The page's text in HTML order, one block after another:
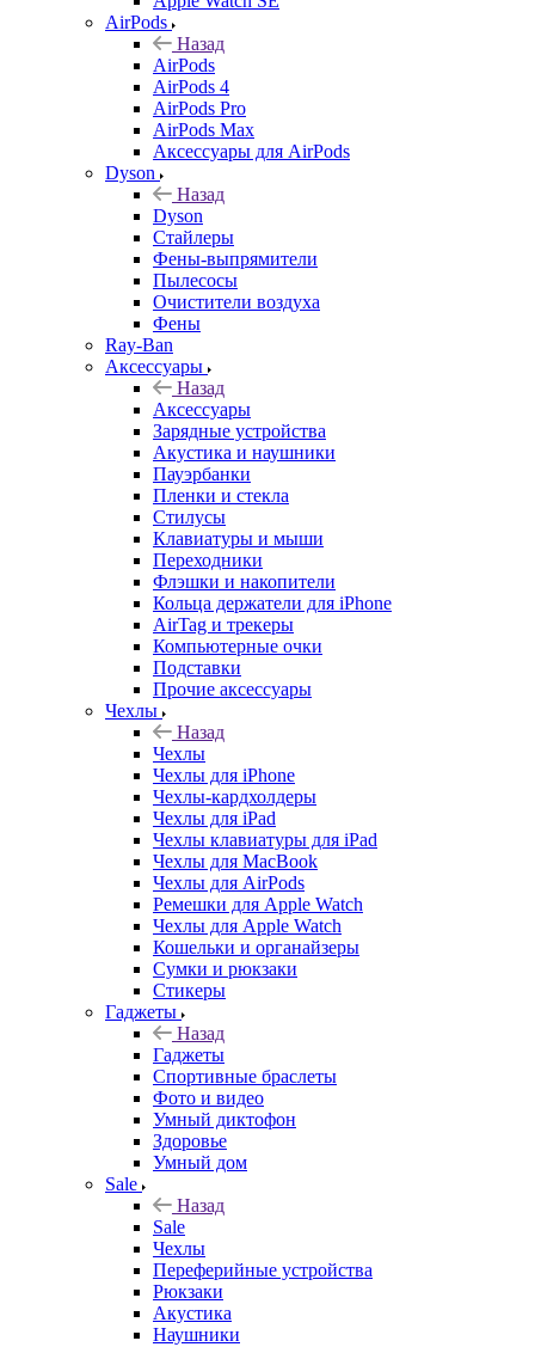
AirPods
Назад
AirPods
AirPods 4
AirPods Pro
AirPods Max
Аксессуары для AirPods
Dyson
Назад
Dyson
Стайлеры
Фены-выпрямители
Пылесосы
Очистители воздуха
Фены
Ray-Ban
Аксессуары
Назад
Аксессуары
Зарядные устройства
Акустика и наушники
Пауэрбанки
Пленки и стекла
Стилусы
Клавиатуры и мыши
Переходники
Флэшки и накопители
Кольца держатели для iPhone
AirTag и трекеры
Компьютерные очки
Подставки
Прочие аксессуары
Чехлы
Назад
Чехлы
Чехлы для iPhone
Чехлы-кардхолдеры
Чехлы для iPad
Чехлы клавиатуры для iPad
Чехлы для MacBook
Чехлы для AirPods
Ремешки для Apple Watch
Чехлы для Apple Watch
Кошельки и органайзеры
Сумки и рюкзаки
Стикеры
Гаджеты
Назад
Гаджеты
Спортивные браслеты
Фото и видео
Умный диктофон
Здоровье
Умный дом
Sale
Назад
Sale
Чехлы
Переферийные устройства
Рюкзаки
Акустика
Наушники